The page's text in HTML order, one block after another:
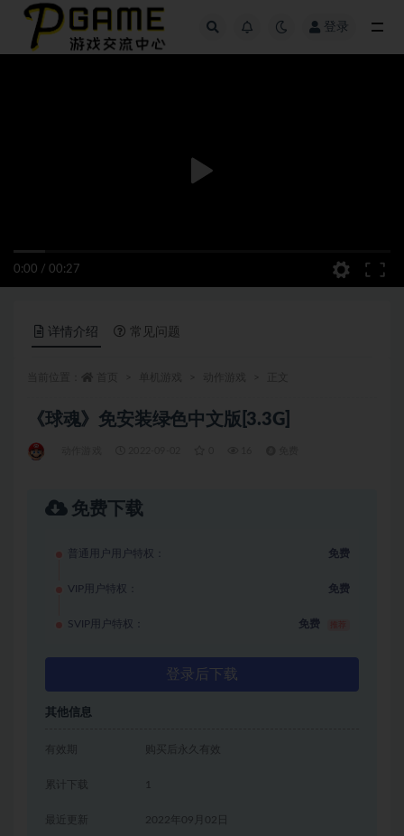
登录
0:00 / 00:27
详情介绍 常见问题
《球魂》免安装绿色中文版[3.3G]
免费下载
普通用户用户特权： 免费
VIP用户特权： 免费
SVIP用户特权： 免费
登录后下载
其他信息
有效期 购买后永久有效
累计下载 1
2022年09月02日
全部